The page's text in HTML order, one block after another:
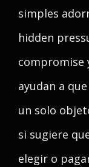
simples
hidden
compromise
ayudan a
un solo
si sugiere
elegir o